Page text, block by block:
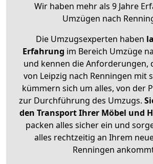
Wir haben mehr als 9 Jahre
Umzügen nach
Die Umzugsexperten haben
Erfahrung im Bereich Umzüge
und kennen die Anforderungen,
von Leipzig nach Renningen mit
kümmern sich um alles, von der
zur Durchführung des Umzugs.
den Transport Ihrer Möbel und
packen alles sicher ein und
alles rechtzeitig an Ihrem
Renningen